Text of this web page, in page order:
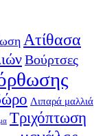
Ατίθασα
Βούρτσες
Λιπαρά μαλλιά
Τριχόπτωση